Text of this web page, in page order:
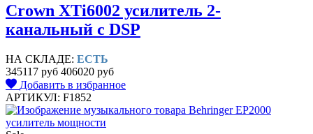
Crown XTi6002 усилитель 2-
канальный с DSP
НА СКЛАДЕ: ЕСТЬ
345117 руб 406020 руб
Добавить в избранное
АРТИКУЛ: F1852